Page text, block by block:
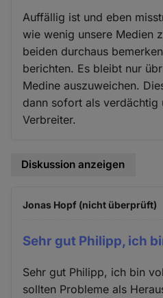
Auffällig ist und eben
wie wenig unsere Medien
beiden durchaus
berichten. Es bleibt nur
Medine auszuweichen.
dann sofort als verdächtig
Verbreiter.
Diskussion anzeigen
Jonas Hopf (nicht überprüft)
Sehr gut Philipp, ich
Sehr gut Philipp, ich bin
sollten Probleme als